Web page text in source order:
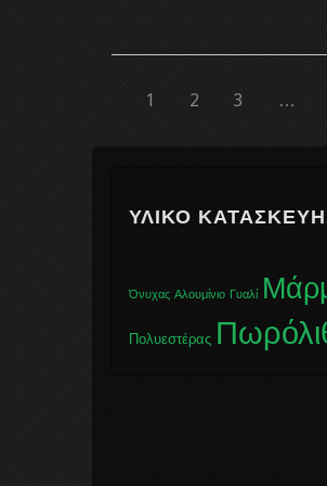
1 2 3 …
ΥΛΙΚΌ
Όνυχας Αλουμίνιο Γυαλί
Πολυεστέρας